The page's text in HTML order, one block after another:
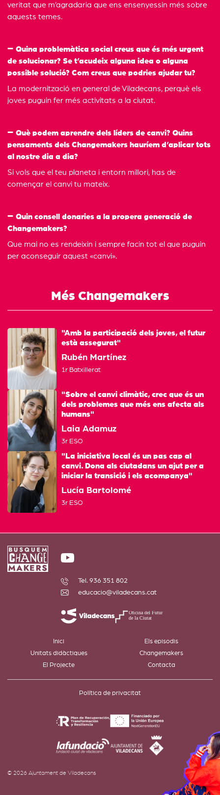
veritat que m’agradaria que ens ensenyessin més sobre
aquests temes.
Quina problemàtica social creus que és més urgent
de solucionar? Se t’acudeix alguna idea o alguna
possible solució? Com creus que podries ajudar tu?
La modernització en general de Viladecans, perquè els
joves puguin fer més activitats a la ciutat.
Què podem aprendre dels líders de canvi? Quins
pensaments dels Changemakers hauríem d’aplicar tots
al nostre dia a dia?
Si vols que el teu planeta i entorn millori, has de
començar el canvi tu mateix.
Quin consell donaries a la propera generació de
Changemakers?
Que mai no es rendeixin i sempre facin tot el que puguin
per aconseguir aquest «canvi».
Més Changemakers
"Amb la participació dels joves, el futur
està assegurat"
Rubén Martínez
1r Batxillerat
"Sobre el canvi climàtic, crec que és un
dels problemes que més ens afecta als
humans"
Laia Adamuz
3r ESO
"La iniciativa local és un pas cap al
canvi. Dona als ciutadans un ajut per a
iniciar la transició i els acompanya"
Lucía Bartolomé
3r ESO
Tel. 936 351 802
educacio@viladecans.cat
Inici
Els episodis
Unitats didàctiques
Changemakers
El Projecte
Contacta
Política de privacitat
© 2026 Ajuntament de Viladecans